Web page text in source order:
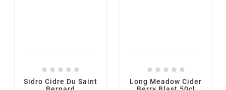
    
Sidro Cidre Du Saint
    
Long Meadow Cider